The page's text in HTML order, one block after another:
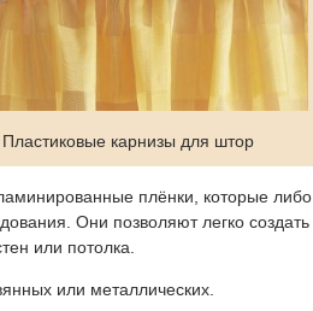
Пластиковые карнизы для штор
плёнки, которые либо
Они позволяют легко создать
или потолка.
или металлических.